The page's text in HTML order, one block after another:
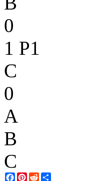
0
1 P1
C
0
A
B
C
Facebook
Pinterest
Reddit